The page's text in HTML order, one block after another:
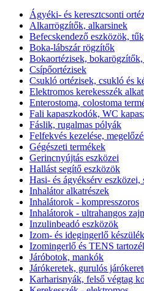
Ágyéki- és keresztcsonti
Alkarrögzítők, alkarsinek
Befecskendező eszközök,
Boka-lábszár rögzítők
Bokaortézisek,
Csípőortézisek
Csukló ortézisek, csukló és
Elektromos kerekesszék
Enterostoma, colostoma
Fali kapaszkodók, WC
Fáslik, rugalmas pólyák
Felfekvés kezelése,
Gégészeti termékek
Gerincnyújtás eszközei
Hallást segítő eszközök
Hasi- és ágyéksérv
Inhalátor alkatrészek
Inhalátorok - kompresszoros
Inhalátorok - ultrahangos
Inzulinbeadó eszközök
Izom- és idegingerlő
Izomingerlő és TENS
Járóbotok, mankók
Járókeretek, gurulós
Karharisnyák, felső végtag